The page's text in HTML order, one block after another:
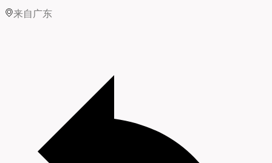
来自广东